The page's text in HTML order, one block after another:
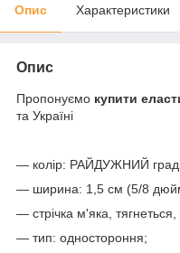
Опис Характеристики
Опис
Пропонуємо купити
та Україні
— колір: РАЙДУЖНИЙ
— ширина: 1,5 см (5/8
— стрічка м'яка,
— тип: одностороння;